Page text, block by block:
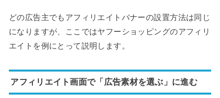
どの広告主でもアフィリエイトバナーの設置方法は同じ
になりますが、ここではヤフーショッピングのアフィリ
エイトを例にとって説明します。
アフィリエイト画面で「広告素材を選ぶ」に進む